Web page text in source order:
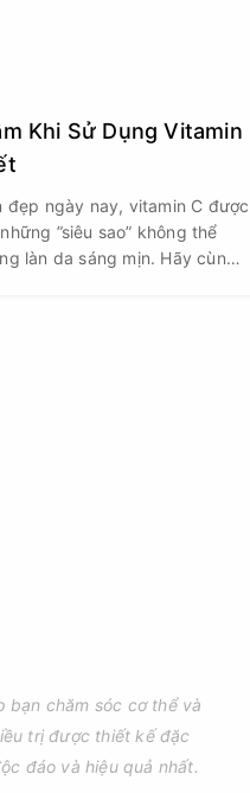
Khi Sử Dụng Vitamin
đẹp ngày nay, vitamin C được
”siêu sao” không thể
làn da sáng mịn. Hãy cùng
bạn chăm sóc cơ thể và
trị được thiết kế đặc
đáo và hiệu quả nhất.